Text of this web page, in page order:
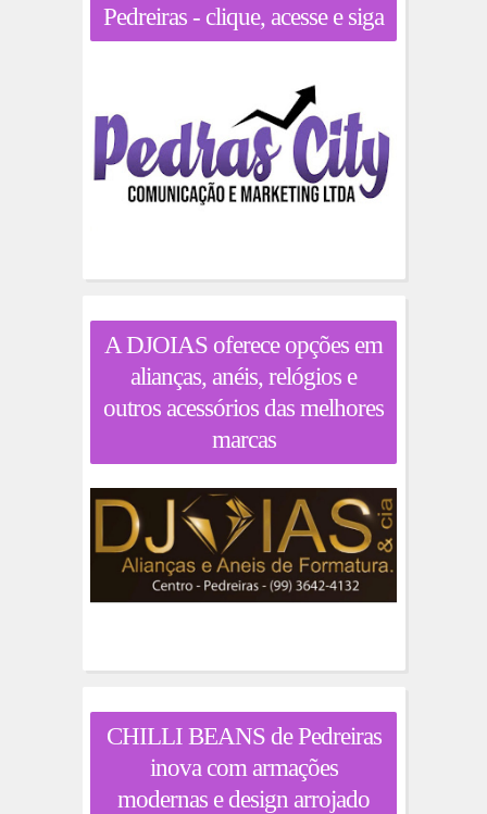
Pedreiras - clique, acesse e siga
A DJOIAS oferece opções em
alianças, anéis, relógios e
outros acessórios das melhores
marcas
CHILLI BEANS de Pedreiras
inova com armações
modernas e design arrojado